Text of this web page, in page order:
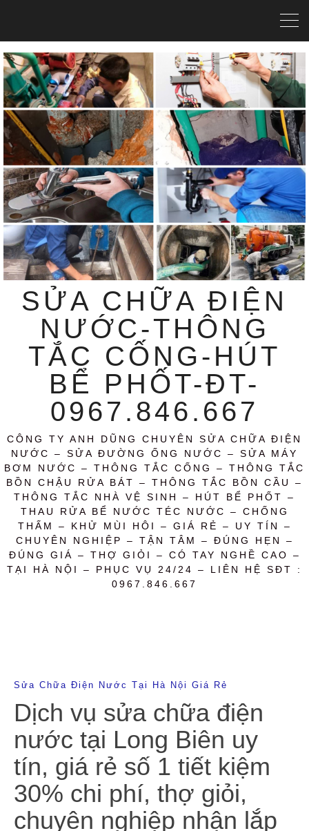
SỬA CHỮA ĐIỆN
NƯỚC-THÔNG
TẮC CỐNG-HÚT
BỂ PHỐT-ĐT-
0967.846.667
CÔNG TY ANH DŨNG CHUYÊN SỬA CHỮA ĐIỆN
NƯỚC – SỬA ĐƯỜNG ỐNG NƯỚC – SỬA MÁY
BƠM NƯỚC – THÔNG TẮC CỐNG – THÔNG TẮC
BỒN CHẬU RỬA BÁT – THÔNG TẮC BỒN CẦU –
THÔNG TẮC NHÀ VỆ SINH – HÚT BỂ PHỐT –
THAU RỬA BỂ NƯỚC TÉC NƯỚC – CHỐNG
THẤM – KHỬ MÙI HÔI – GIÁ RẺ – UY TÍN –
CHUYÊN NGHIỆP – TẬN TÂM – ĐÚNG HẸN –
ĐÚNG GIÁ – THỢ GIỎI – CÓ TAY NGHỀ CAO –
TẠI HÀ NỘI – PHỤC VỤ 24/24 – LIÊN HỆ SĐT :
0967.846.667
Sửa Chữa Điện Nước Tại Hà Nội Giá Rẻ
Dịch vụ sửa chữa điện
nước tại Long Biên uy
tín, giá rẻ số 1 tiết kiệm
30% chi phí, thợ giỏi,
chuyên nghiệp nhận lắp